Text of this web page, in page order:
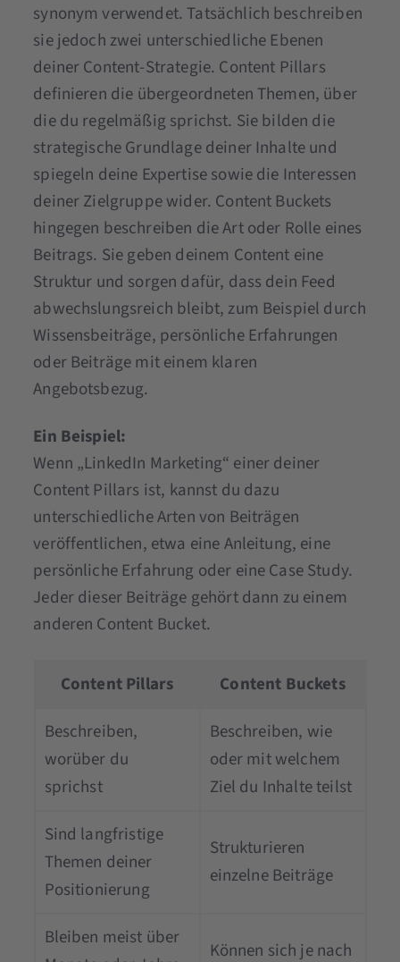
synonym verwendet. Tatsächlich beschreiben
sie jedoch zwei unterschiedliche Ebenen
deiner Content-Strategie. Content Pillars
definieren die übergeordneten Themen, über
die du regelmäßig sprichst. Sie bilden die
strategische Grundlage deiner Inhalte und
spiegeln deine Expertise sowie die Interessen
deiner Zielgruppe wider. Content Buckets
hingegen beschreiben die Art oder Rolle eines
Beitrags. Sie geben deinem Content eine
Struktur und sorgen dafür, dass dein Feed
abwechslungsreich bleibt, zum Beispiel durch
Wissensbeiträge, persönliche Erfahrungen
oder Beiträge mit einem klaren
Angebotsbezug.
Ein Beispiel:
Wenn „LinkedIn Marketing“ einer deiner
Content Pillars ist, kannst du dazu
unterschiedliche Arten von Beiträgen
veröffentlichen, etwa eine Anleitung, eine
persönliche Erfahrung oder eine Case Study.
Jeder dieser Beiträge gehört dann zu einem
anderen Content Bucket.
Content Pillars
Content Buckets
Beschreiben,
worüber du
sprichst
Beschreiben, wie
oder mit welchem
Ziel du Inhalte teilst
Sind langfristige
Themen deiner
Positionierung
Strukturieren
einzelne Beiträge
Bleiben meist über
Können sich je nach